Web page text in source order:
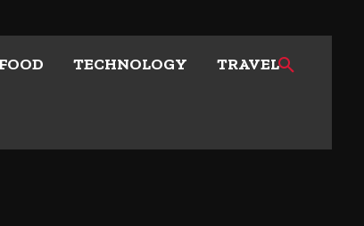
FOOD TECHNOLOGY TRAVEL